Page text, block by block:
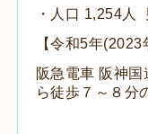
・人口 1,254人
【令和5年(2023
阪急電車 阪神
ら徒歩７～８分